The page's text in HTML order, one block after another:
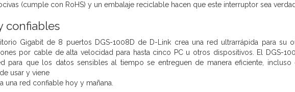
(cumple con RoHS) y un embalaje reciclable hacen que este interruptor sea
confiables
Gigabit de 8 puertos DGS-1008D de D-Link crea una red ultrarrápida para su
por cable de alta velocidad para hasta cinco PC u otros dispositivos. El DGS-
para que los datos sensibles al tiempo se entreguen de manera eficiente, incluso
usar y viene
una red confiable hoy y mañana.